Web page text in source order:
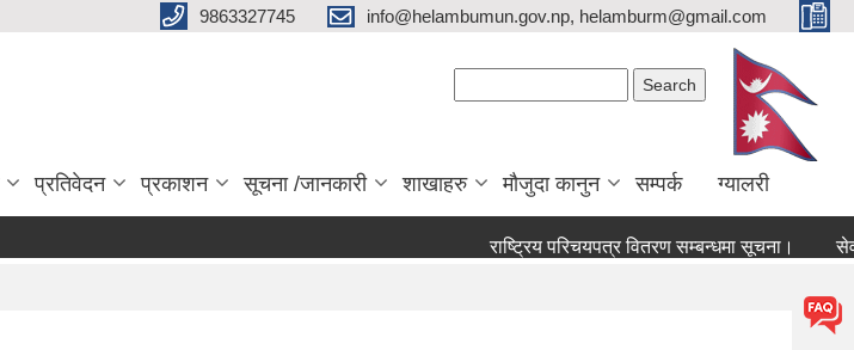
9863327745 info@helambumun.gov.np, helamburm@gmail.com
प्रतिवेदन प्रकाशन सूचना /जानकारी शाखाहरु मौजुदा कानुन सम्पर्क ग्यालरी
राष्ट्रिय परिचयपत्र वितरण सम्बन्धमा सूचना। सेवा